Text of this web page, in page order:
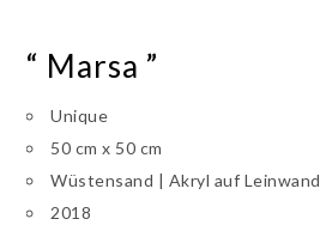
“ Marsa ”
Unique
50 cm x 50 cm
Wüstensand | Akryl auf Leinwand
2018